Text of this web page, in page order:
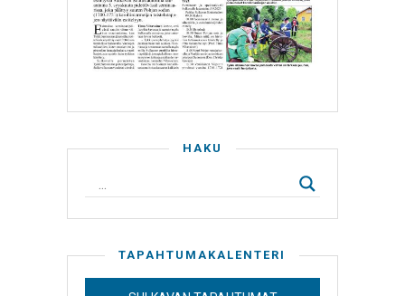
HAKU
TAPAHTUMAKALENTERI